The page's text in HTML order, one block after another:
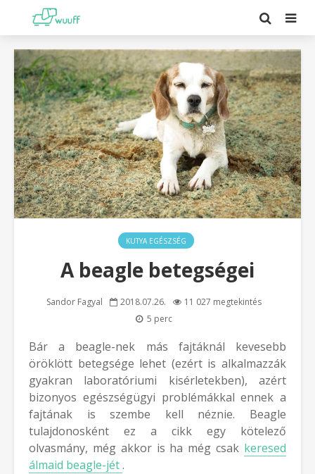
KUTYA EGÉSZSÉG
A beagle betegségei
Sandor Fagyal 2018.07.26.
11 027 megtekintés
5 perc
Bár a beagle-nek más fajtáknál kevesebb
öröklött betegsége lehet (ezért is alkalmazzák
gyakran laboratóriumi kisérletekben), azért
bizonyos egészségügyi problémákkal ennek a
fajtának is szembe kell néznie. Beagle
tulajdonosként ez a cikk egy kötelező
olvasmány, még akkor is ha még csak ​ keresed
álmaid beagle-jét.